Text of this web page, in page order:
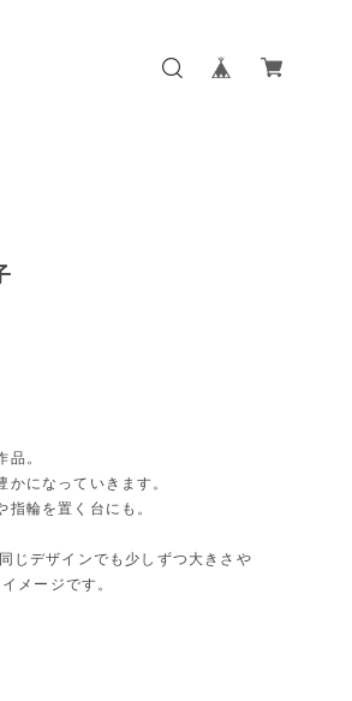
。
になっていきます。
輪を置く台にも。
じデザインでも少しずつ大きさや
メージです。